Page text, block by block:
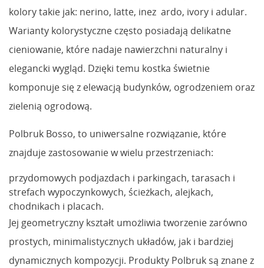
kolory takie jak: nerino, latte, inez ardo, ivory i adular.
Warianty kolorystyczne często posiadają delikatne
cieniowanie, które nadaje nawierzchni naturalny i
elegancki wygląd. Dzięki temu kostka świetnie
komponuje się z elewacją budynków, ogrodzeniem oraz
zielenią ogrodową.
Polbruk Bosso, to uniwersalne rozwiązanie, które
znajduje zastosowanie w wielu przestrzeniach:
przydomowych podjazdach i parkingach, tarasach i
strefach wypoczynkowych, ścieżkach, alejkach,
chodnikach i placach.
Jej geometryczny kształt umożliwia tworzenie zarówno
prostych, minimalistycznych układów, jak i bardziej
dynamicznych kompozycji. Produkty Polbruk są znane z